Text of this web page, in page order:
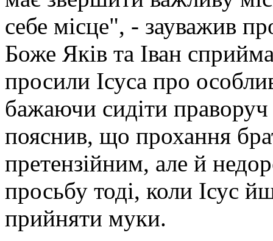
себе місце", - зауважив
Боже Яків та Іван
просили Ісуса про
бажаючи сидіти
пояснив, що прохання
претензійним, але й
просьбу тоді, коли Ісус
прийняти муки.